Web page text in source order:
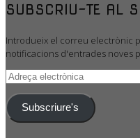
SUBSCRIU-TE AL
Introdueix el correu electrònic
notificacions d'entrades noves
Adreça
Subscriure's